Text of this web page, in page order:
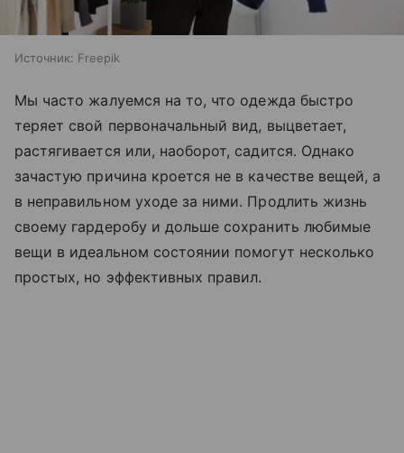
Источник: Freepik
Мы часто жалуемся на то, что одежда быстро
теряет свой первоначальный вид, выцветает,
растягивается или, наоборот, садится. Однако
зачастую причина кроется не в качестве вещей, а
в неправильном уходе за ними. Продлить жизнь
своему гардеробу и дольше сохранить любимые
вещи в идеальном состоянии помогут несколько
простых, но эффективных правил.